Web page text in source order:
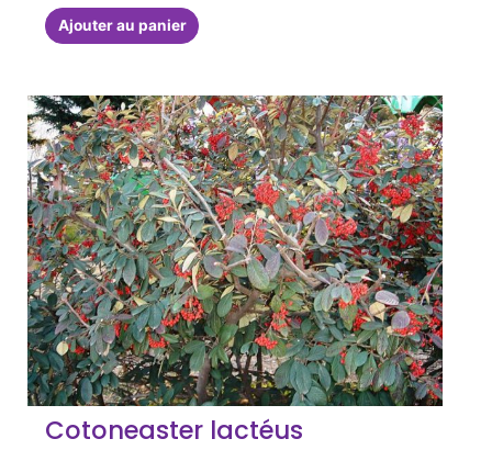
Ajouter au panier
Cotoneaster lactéus